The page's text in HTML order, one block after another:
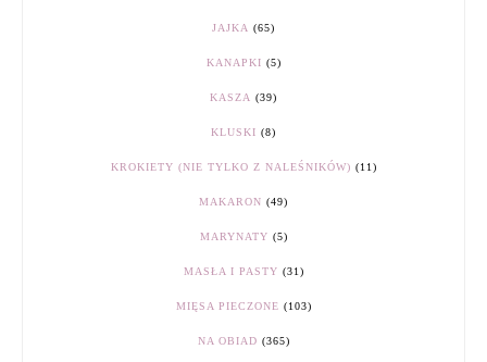
JAJKA (65)
KANAPKI (5)
KASZA (39)
KLUSKI (8)
KROKIETY (NIE TYLKO Z NALEŚNIKÓW) (11)
MAKARON (49)
MARYNATY (5)
MASŁA I PASTY (31)
MIĘSA PIECZONE (103)
NA OBIAD (365)